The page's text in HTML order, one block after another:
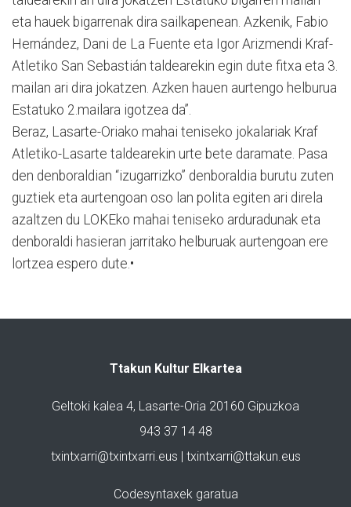
eta hauek bigarrenak dira sailkapenean. Azkenik, Fabio
Hernández, Dani de La Fuente eta Igor Arizmendi Kraf-
Atletiko San Sebastián taldearekin egin dute fitxa eta 3.
mailan ari dira jokatzen. Azken hauen aurtengo helburua
Estatuko 2.mailara igotzea da”.
Beraz, Lasarte-Oriako mahai teniseko jokalariak Kraf
Atletiko-Lasarte taldearekin urte bete daramate. Pasa
den denboraldian “izugarrizko” denboraldia burutu zuten
guztiek eta aurtengoan oso lan polita egiten ari direla
azaltzen du LOKEko mahai teniseko arduradunak eta
denboraldi hasieran jarritako helburuak aurtengoan ere
lortzea espero dute.•
Ttakun Kultur Elkartea
Geltoki kalea 4, Lasarte-Oria 20160 Gipuzkoa
943 37 14 48
txintxarri@txintxarri.eus | txintxarri@ttakun.eus
Codesyntaxek garatua